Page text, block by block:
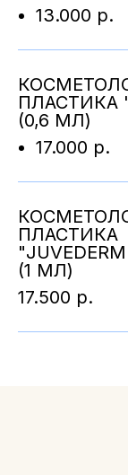
13.000 р.
ПЛАСТИКА
(0,6 МЛ)
17.000 р.
ПЛАСТИКА
(1 МЛ)
17.500 р.